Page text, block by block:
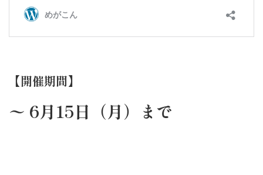
【開催期間】
〜 6月15日（月）まで